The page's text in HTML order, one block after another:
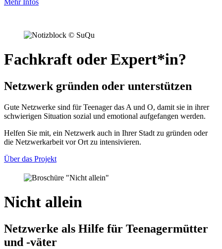
Fachkraft oder Expert*in?
Netzwerk gründen oder unterstützen
Gute Netzwerke sind für Teenager das A und O, damit sie in ihrer
schwierigen Situation sozial und emotional aufgefangen werden.
Helfen Sie mit, ein Netzwerk auch in Ihrer Stadt zu gründen oder
die Netzwerkarbeit vor Ort zu intensivieren.
Über das Projekt
Nicht allein
Netzwerke als Hilfe für Teenagermütter
und -väter